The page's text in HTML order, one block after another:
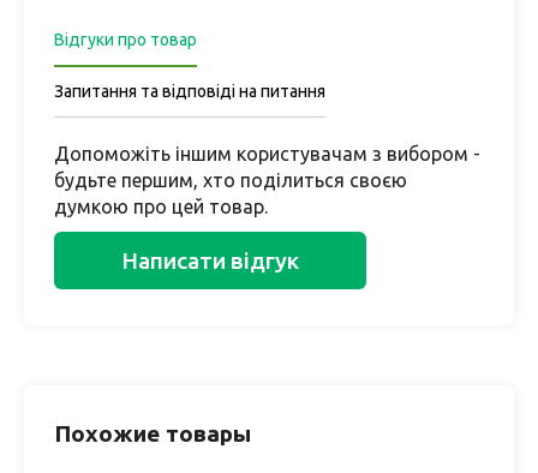
Відгуки про товар
Запитання та відповіді на питання
Допоможіть іншим користувачам з вибором -
будьте першим, хто поділиться своєю
думкою про цей товар.
Написати відгук
Похожие товары